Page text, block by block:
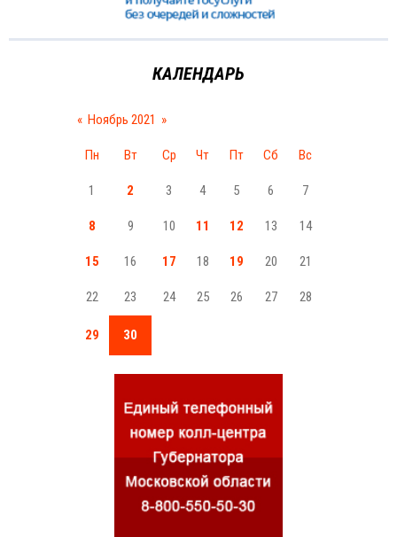
КАЛЕНДАРЬ
« Ноябрь 2021 »
Пн Вт Ср Чт Пт Сб Вс
1 2 3 4 5 6 7
8 9 10 11 12 13 14
15 16 17 18 19 20 21
22 23 24 25 26 27 28
29 30